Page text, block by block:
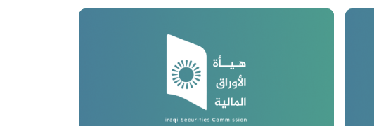
11/10/2023 الساعة الثانية عشر في مقر
الشركة الكائن في بغداد في مقر الشركة
الكائن في الكرادة – العلوية – مقابل بدالة